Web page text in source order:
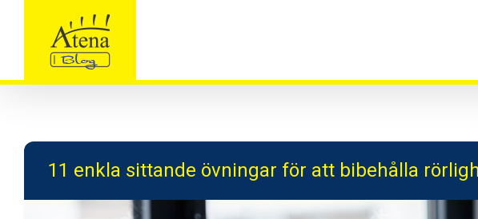
11 enkla sittande övningar för att bibehålla